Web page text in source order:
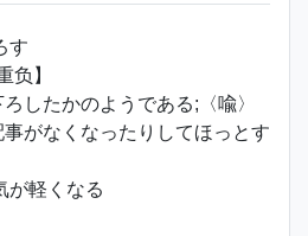
す
负】
したかのようである;〈喩〉
がなくなったりしてほっとす
が軽くなる